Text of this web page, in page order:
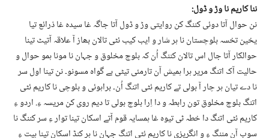
ننا کاریم نا وڑ و ڈول:
نن حوال آتا دوئی کننگ کن روایتی وڑ و ڈول آتا جاگہ غا سیدہ غا ذرائع تیا
یخین تخسہ بلوچستان نا ہر شار و ایب کیب ئٹی تالان بھاز آ علاقہ آتیٹ تینا
حوالکار آتا جال اس تالان کننگ اُن کہ بلوچ مخلوق و جہان نا مونا ہمو حوال و
حالیت آک اتنگ مریر ہرا ہمیش آن تارمئی تیٹی بے گواہ مسونو۔ نن تینا اول سر
نا دے تیان ہر چار آ بولی تے کاریم ئٹی اتنگ اُن۔ براہوئی و بلوچی نا کاریم ئٹی
اتنگ بلوچ مخلوق تون رابطہ و دا اِرا بلوچ بولی تا دیم روی کن مریسہ ءِ. اردو ءِ
کاریم ئٹی اتنگ دا خطہ ٹی تیوہ غا ہمسایہ قوم آتے اسکان تینا توار ءِ سر کننگ نا
سوب آن مننگ ءِ و انگریزی نا کاریم ئٹی اتنگ جہان نا ہر کنڈ اسکان تینا ہیت ءِ